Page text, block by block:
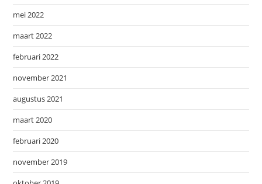
mei 2022
maart 2022
februari 2022
november 2021
augustus 2021
maart 2020
februari 2020
november 2019